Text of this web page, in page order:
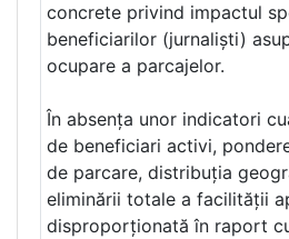
concrete privind impactul
beneficiarilor (jurnaliști)
ocupare a parcajelor.
În absența unor indicatori
de beneficiari activi,
de parcare, distribuția
eliminării totale a facilității
disproporționată în raport